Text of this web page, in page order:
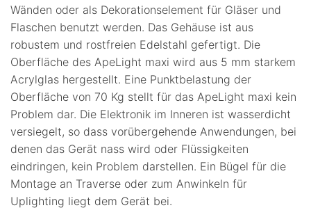
Wänden oder als Dekorationselement für Gläser und
Flaschen benutzt werden. Das Gehäuse ist aus
robustem und rostfreien Edelstahl gefertigt. Die
Oberfläche des ApeLight maxi wird aus 5 mm starkem
Acrylglas hergestellt. Eine Punktbelastung der
Oberfläche von 70 Kg stellt für das ApeLight maxi kein
Problem dar. Die Elektronik im Inneren ist wasserdicht
versiegelt, so dass vorübergehende Anwendungen, bei
denen das Gerät nass wird oder Flüssigkeiten
eindringen, kein Problem darstellen. Ein Bügel für die
Montage an Traverse oder zum Anwinkeln für
Uplighting liegt dem Gerät bei.